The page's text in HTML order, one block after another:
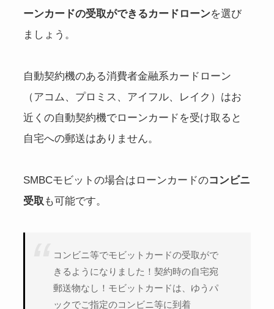
ーンカードの受取ができるカードローンを選び
ましょう。
自動契約機のある消費者金融系カードローン
（アコム、プロミス、アイフル、レイク）はお
近くの自動契約機でローンカードを受け取ると
自宅への郵送はありません。
SMBCモビットの場合はローンカードのコンビニ
受取 も可能です。
コンビニ等でモビットカードの受取がで
きるようになりました！契約時の自宅宛
郵送物なし！モビットカードは、ゆうパ
ックでご指定のコンビニ等に到着